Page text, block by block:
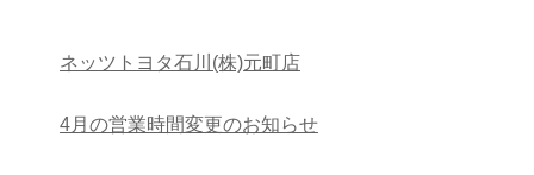
ネッツトヨタ石川(株)元町店
4月の営業時間変更のお知らせ